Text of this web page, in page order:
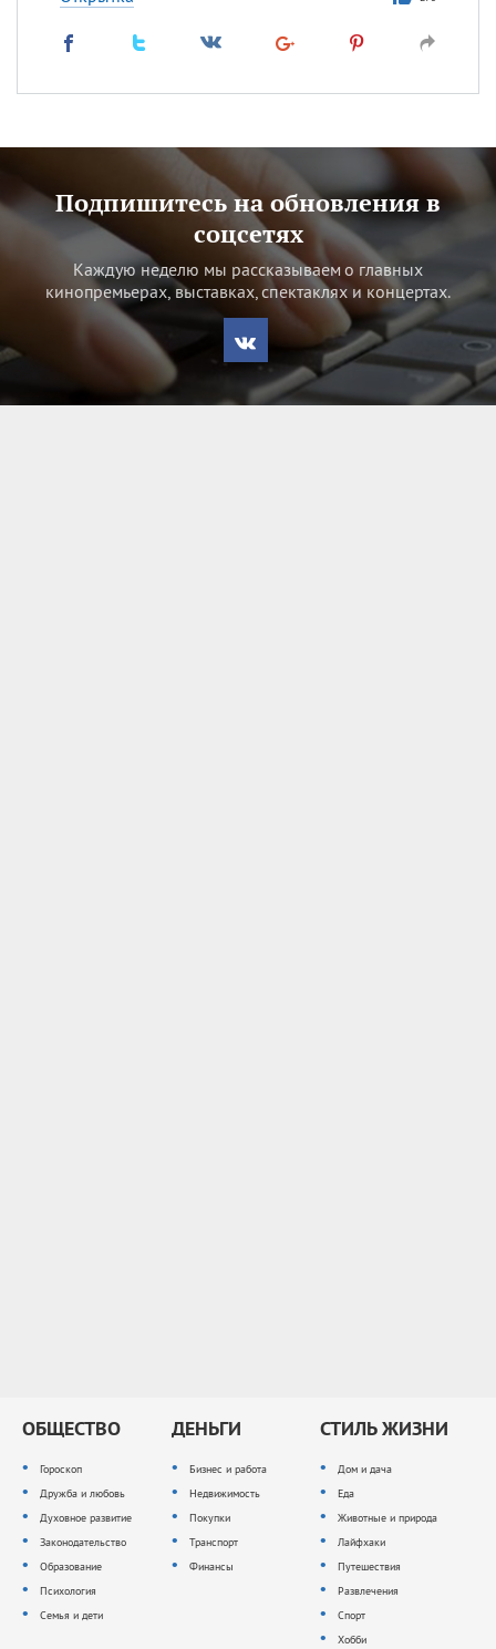
Подпишитесь на обновления в
соцсетях
Каждую неделю мы рассказываем о главных
кинопремьерах, выставках, спектаклях и концертах.
ОБЩЕСТВО
Гороскоп
Дружба и любовь
Духовное развитие
Законодательство
Образование
Психология
Семья и дети
ДЕНЬГИ
Бизнес и работа
Недвижимость
Покупки
Транспорт
Финансы
СТИЛЬ ЖИЗНИ
Дом и дача
Еда
Животные и природа
Лайфхаки
Путешествия
Развлечения
Спорт
Хобби